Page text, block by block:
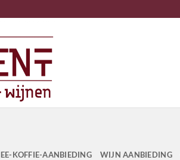
KOFFIE-AANBIEDING WIJN AANBIEDING